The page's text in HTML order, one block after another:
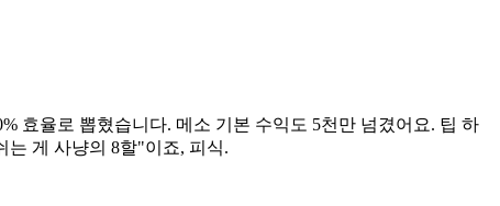
효율로 뽑혔습니다. 메소 기본 수익도 5천만 넘겼어요. 팁 하
는 게 사냥의 8할"이죠, 피식.